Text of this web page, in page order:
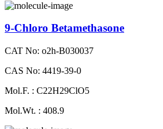
9-Chloro Betamethasone
CAT No: o2h-B030037
CAS No: 4419-39-0
Mol.F. : C22H29ClO5
Mol.Wt. : 408.9